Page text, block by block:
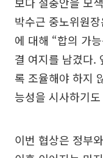
박수근 중노위원
에 대해 “합의 가
결 여지를 남겼다.
록 조율해야 하지
능성을 시사하기
이번 협상은 정부